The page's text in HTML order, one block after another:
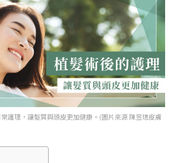
護理，讓髮質與頭皮更加健康。(圖片來源 陳昱璁皮膚